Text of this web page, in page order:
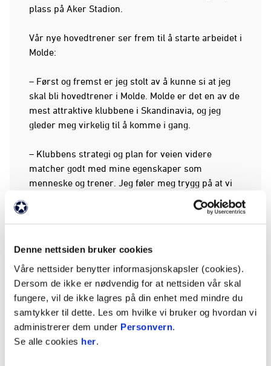
Denne nettsiden bruker cookies
Våre nettsider benytter informasjonskapsler (cookies).
Dersom de ikke er nødvendig for at nettsiden vår skal
fungere, vil de ikke lagres på din enhet med mindre du
samtykker til dette. Les om hvilke vi bruker og hvordan vi
administrerer dem under Personvern.
Se alle cookies her.
plass på Aker Stadion.
Vår nye hovedtrener ser frem til å starte arbeidet i
Molde:
– Først og fremst er jeg stolt av å kunne si at jeg
skal bli hovedtrener i Molde. Molde er det en av de
mest attraktive klubbene i Skandinavia, og jeg
gleder meg virkelig til å komme i gang.
– Klubbens strategi og plan for veien videre
matcher godt med mine egenskaper som
menneske og trener. Jeg føler meg trygg på at vi
sammen skal kunne utvikle Molde i en positiv
retning gjennom en intensiv og dynamisk fotball,
skapt i et utviklende miljø med høye krav og et
sammen.
– Jeg kan ikke vente med å hilse på supportere,
spillere, kollegaer og alle i og rundt klubben, sier
Sindre.
Martin Falk er ansatt som førstelagstrener på en